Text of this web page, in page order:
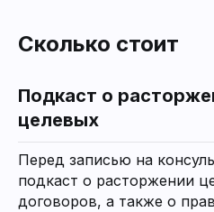
Сколько стоит
Подкаст о
целевых
Перед записью на
подкаст о расторжении
договоров, а также о